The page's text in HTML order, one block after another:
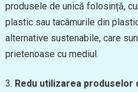
produsele de unică folosință,
plastic sau tacâmurile din
alternative sustenabile, care
prietenoase cu mediul.
Redu utilizarea produselor